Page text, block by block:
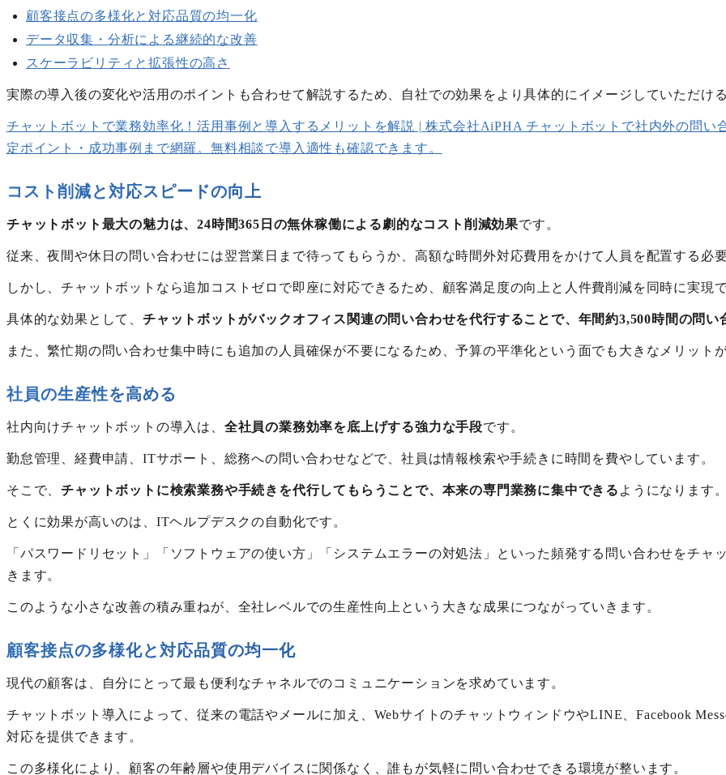
顧客接点の多様化と対応品質の均一化
データ収集・分析による継続的な改善
スケーラビリティと拡張性の高さ
実際の導入後の変化や活用のポイントも合わせて解説するため、自社での効果をより具体的にイメージしていただけ
チャットボットで業務効率化！活用事例と導入するメリットを解説 | 株式会社AiPHA チャットボットで社内外の問
定ポイント・成功事例まで網羅。無料相談で導入適性も確認できます。
コスト削減と対応スピードの向上
チャットボット最大の魅力は、24時間365日の無休稼働による劇的なコスト削減効果です。
従来、夜間や休日の問い合わせには翌営業日まで待ってもらうか、高額な時間外対応費用をかけて人員を配置する必
しかし、チャットボットなら追加コストゼロで即座に対応できるため、顧客満足度の向上と人件費削減を同時に実現
具体的な効果として、 チャットボットがバックオフィス関連の問い合わせを代行することで、年間約3,500時間の問い
また、繁忙期の問い合わせ集中時にも追加の人員確保が不要になるため、予算の平準化という面でも大きなメリット
社員の生産性を高める
社内向けチャットボットの導入は、 全社員の業務効率を底上げする強力な手段です。
勤怠管理、経費申請、ITサポート、総務への問い合わせなどで、社員は情報検索や手続きに時間を費やしています。
そこで、チャットボットに検索業務や手続きを代行してもらうことで、本来の専門業務に集中できる ようになります
とくに効果が高いのは、ITヘルプデスクの自動化です。
「パスワードリセット」「ソフトウェアの使い方」「システムエラーの対処法」といった頻発する問い合わせをチ
きます。
このような小さな改善の積み重ねが、全社レベルでの生産性向上という大きな成果につながっていきます。
顧客接点の多様化と対応品質の均一化
現代の顧客は、自分にとって最も便利なチャネルでのコミュニケーションを求めています。
チャットボット導入によって、従来の電話やメールに加え、WebサイトのチャットウィンドウやLINE、Facebook
対応を提供できます。
この多様化により、顧客の年齢層や使用デバイスに関係なく、誰もが気軽に問い合わせできる環境が整います。